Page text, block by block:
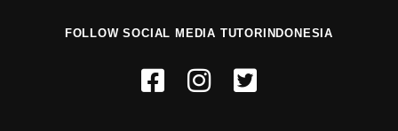
FOLLOW SOCIAL MEDIA TUTORINDONESIA